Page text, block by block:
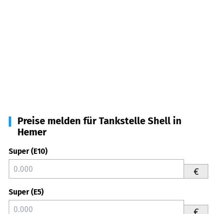
Preise melden für Tankstelle Shell in
Hemer
Super (E10)
€
Super (E5)